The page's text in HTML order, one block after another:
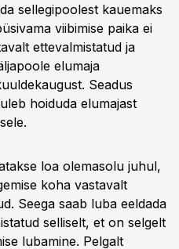
sellegipoolest kauemaks
viibimise paika ei
ettevalmistatud ja
elumaja
Seadus
hoiduda elumajast
loa olemasolu juhul,
koha vastavalt
Seega saab luba eeldada
selliselt, et on selgelt
lubamine. Pelgalt